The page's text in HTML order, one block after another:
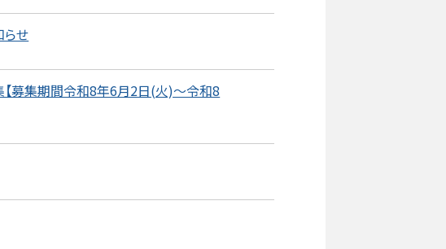
らせ
【募集期間令和8年6月2日(火)～令和8